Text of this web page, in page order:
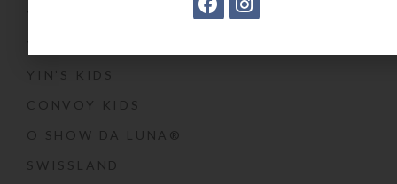
YIN’S KIDS
CONVOY KIDS
O SHOW DA LUNA®
SWISSLAND